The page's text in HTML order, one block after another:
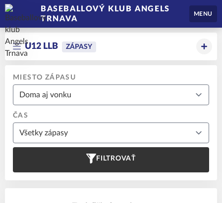
BASEBALLOVÝ KLUB ANGELS
TRNAVA
MENU
U12 LLB ZÁPASY
MIESTO ZÁPASU
ČAS
FILTROVAŤ